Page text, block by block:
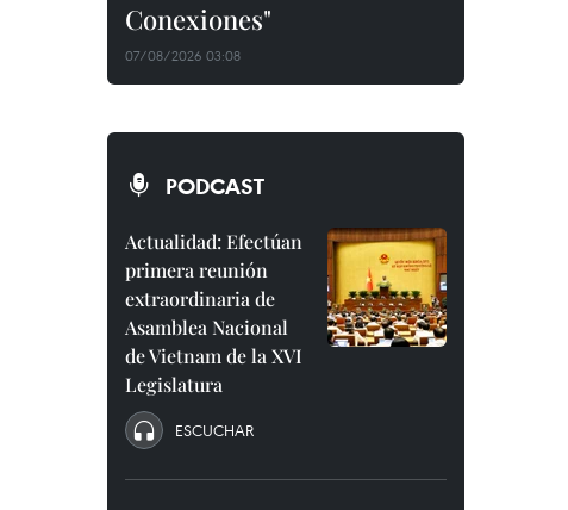
Conexiones"
07/08/2026 03:08
PODCAST
Actualidad: Efectúan
primera reunión
extraordinaria de
Asamblea Nacional
de Vietnam de la XVI
Legislatura
ESCUCHAR